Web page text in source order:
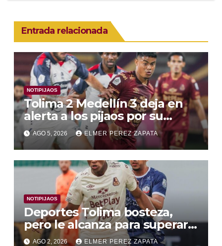
Entrada relacionada
NOTIPIJAOS
Tolima 2 Medellín 3 deja en
alerta a los pijaos por su
fútbol irregular
AGO 5, 2026 ELMER PEREZ ZAPATA
NOTIPIJAOS
Deportes Tolima bosteza,
pero le alcanza para superar a
Alianza Valledupar 2 A 1
AGO 2, 2026 ELMER PEREZ ZAPATA